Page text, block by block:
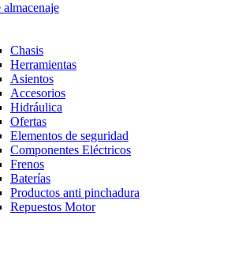
almacenaje
Chasis
Herramientas
Asientos
Accesorios
Hidráulica
Ofertas
Elementos de seguridad
Componentes Eléctricos
Frenos
Baterías
Productos anti pinchadura
Repuestos Motor